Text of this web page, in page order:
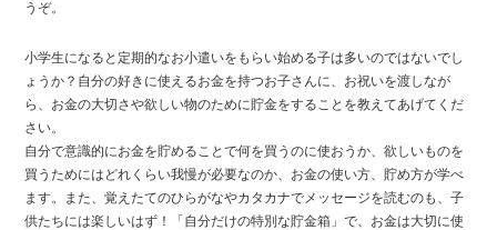
うぞ。
小学生になると定期的なお小遣いをもらい始める子は多いのではないでし
ょうか？自分の好きに使えるお金を持つお子さんに、お祝いを渡しなが
ら、お金の大切さや欲しい物のために貯金をすることを教えてあげてくだ
さい。
自分で意識的にお金を貯めることで何を買うのに使おうか、欲しいものを
買うためにはどれくらい我慢が必要なのか、お金の使い方、貯め方が学べ
ます。また、覚えたてのひらがなやカタカナでメッセージを読むのも、子
供たちには楽しいはず！「自分だけの特別な貯金箱」で、お金は大切に使